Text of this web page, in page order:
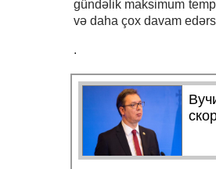
gündəlik maksimum
və daha çox davam
.